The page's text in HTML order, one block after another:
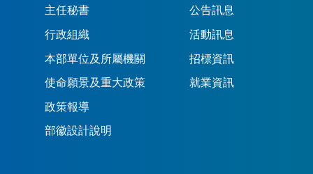
主任秘書
行政組織
本部單位及所屬機關
使命願景及重大政策
政策報導
部徽設計說明
公告訊息
活動訊息
招標資訊
就業資訊